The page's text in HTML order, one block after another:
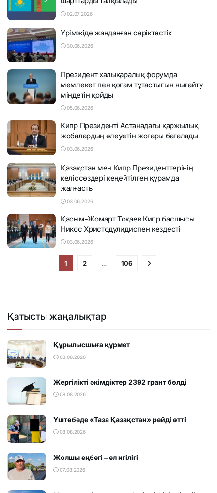
02.07.2026
Үрімжіде жанданған серіктестік
30.06.2026
Президент халықаралық форумда
мемлекет пен қоғам тұтастығын нығайту
міндетін қойды
05.06.2026
Кипр Президенті Астанадағы қаржылық
жобалардың әлеуетін жоғары бағалады
03.06.2026
Қазақстан мен Кипр Президенттерінің
келіссөздері кеңейтілген құрамда
жалғасты
03.06.2026
Қасым-Жомарт Тоқаев Кипр басшысы
Никос Христодулидиспен кездесті
03.06.2026
1 2 … 106
Қатысты жаңалықтар
Құрылысшыға құрмет
08.08.2026
Жергілікті әкімдіктер 2392 грант бөлді
08.08.2026
Үштөбеде «Таза Қазақстан» рейді өтті
08.08.2026
Жолшы еңбегі – ел игілігі
07.08.2026